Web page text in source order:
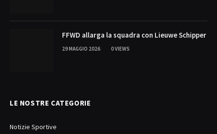
FFWD allarga la squadra con Lieuwe Schipper
29 MAGGIO 2026 0VIEWS
LE NOSTRE CATEGORIE
Notizie Sportive